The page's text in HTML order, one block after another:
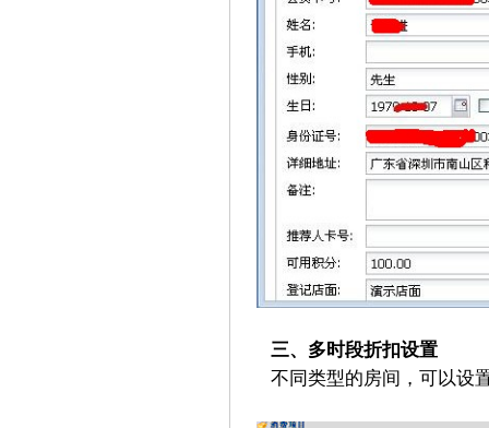
三、多时段折扣设置
不同类型的房间，可以设